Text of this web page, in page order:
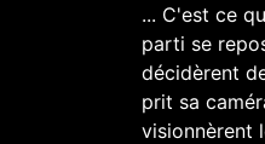
... C'est ce
parti se
décidèrent
prit sa
visionnèrent